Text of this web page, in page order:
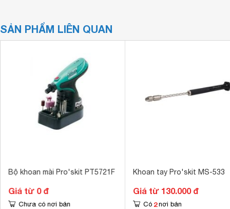
SẢN PHẨM LIÊN QUAN
Bộ khoan mài Pro'skit PT5721F
Giá từ 0 đ
Chưa có nơi bán
Khoan tay Pro'skit MS-533
Giá từ 130.000 đ
Có 2 nơi bán